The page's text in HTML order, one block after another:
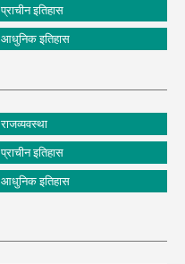
प्राचीन इतिहास
आधुनिक इतिहास
राजव्यवस्था
प्राचीन इतिहास
आधुनिक इतिहास